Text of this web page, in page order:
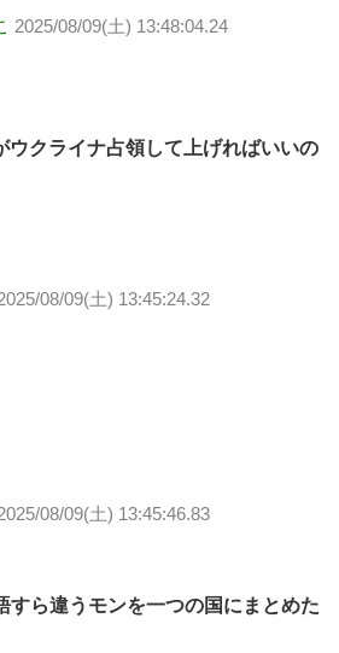
2025/08/09(土) 13:48:04.24
ウクライナ占領して上げればいいの
08/09(土) 13:45:24.32
08/09(土) 13:45:46.83
すら違うモンを一つの国にまとめた